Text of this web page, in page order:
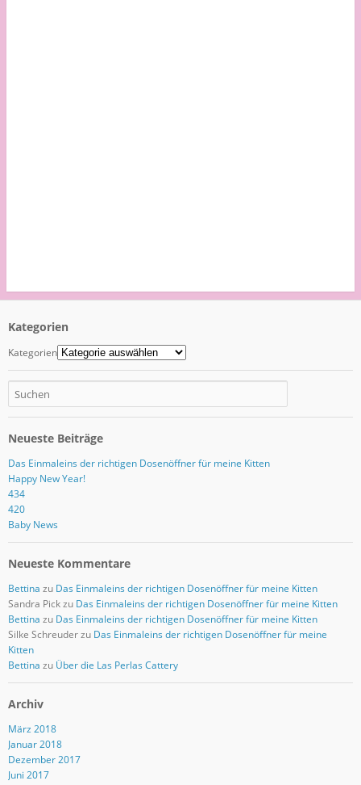
Kategorien
Kategorien
Neueste Beiträge
Das Einmaleins der richtigen Dosenöffner für meine Kitten
Happy New Year!
434
420
Baby News
Neueste Kommentare
Bettina zu Das Einmaleins der richtigen Dosenöffner für meine Kitten
Sandra Pickzu Das Einmaleins der richtigen Dosenöffner für meine Kitten
Bettina zu Das Einmaleins der richtigen Dosenöffner für meine Kitten
Silke Schreuderzu Das Einmaleins der richtigen Dosenöffner für meine
Kitten
Bettina zu Über die Las Perlas Cattery
Archiv
März 2018
Januar 2018
Dezember 2017
Juni 2017